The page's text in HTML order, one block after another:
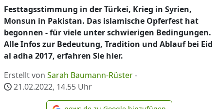
Festtagsstimmung in der Türkei, Krieg in Syrien,
Monsun in Pakistan. Das islamische Opferfest hat
begonnen - für viele unter schwierigen Bedingungen.
Alle Infos zur Bedeutung, Tradition und Ablauf bei Eid
al adha 2017, erfahren Sie hier.
Erstellt von Sarah Baumann-Rüster-
21.02.2022, 14.55 Uhr